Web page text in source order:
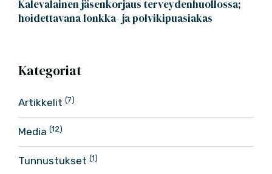
Kalevalainen jäsenkorjaus terveydenhuollossa;
hoidettavana lonkka- ja polvikipuasiakas
Kategoriat
Artikkelit (7)
Media (12)
Tunnustukset (1)